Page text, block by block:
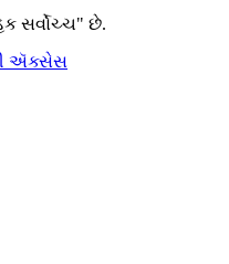
સર્વોચ્ચ" છે.
ઍક્સેસ